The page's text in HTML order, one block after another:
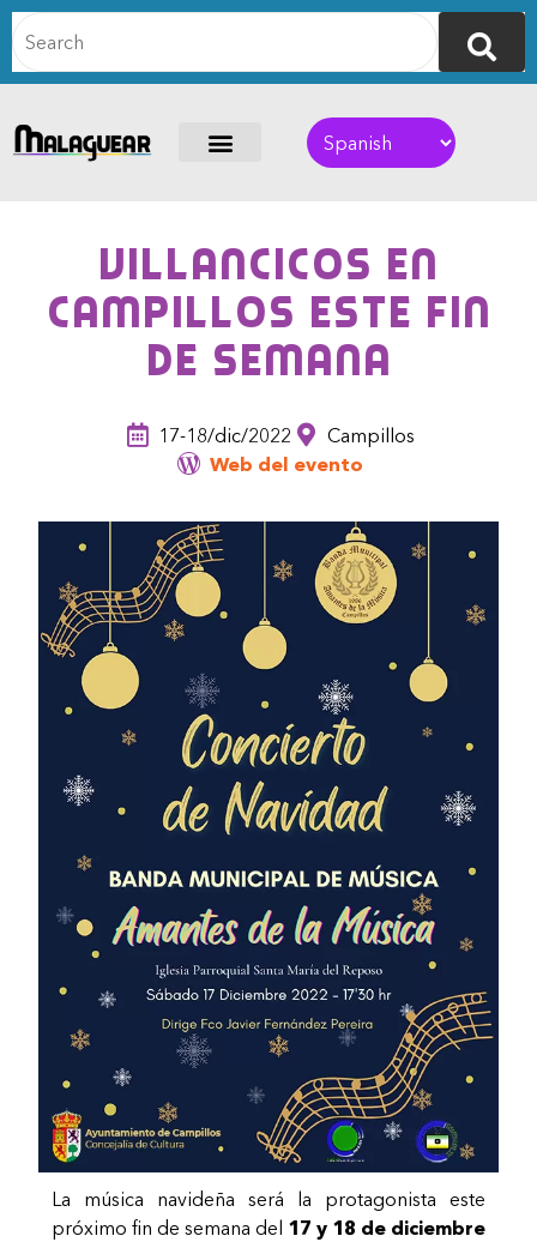
Villancicos en
Campillos este fin
de semana
17-18/dic/2022
Campillos
Web del evento
La música navideña será la protagonista este
próximo fin de semana del 17 y 18 de diciembre